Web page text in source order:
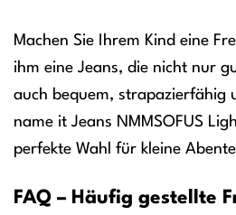
Machen Sie Ihrem Kind eine
ihm eine Jeans, die nicht nur
auch bequem, strapazierfähig
name it Jeans NMMSOFUS
perfekte Wahl für kleine
FAQ – Häufig gestellte